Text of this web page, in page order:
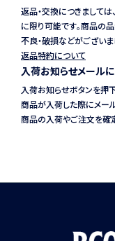
返品・交換につきましては
に限り可能です。商品の
不良・破損などがござい
返品特約について
入荷お知らせメール
入荷お知らせボタンを押
商品が入荷した際にメー
商品の入荷やご注文を確